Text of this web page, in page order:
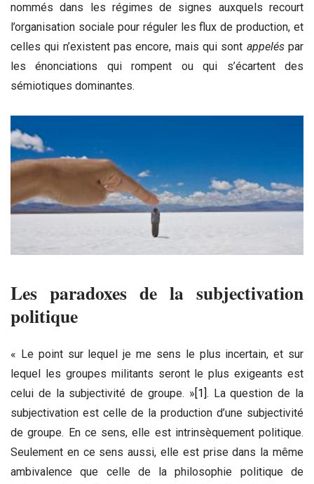
nommés dans les régimes de signes auxquels recourt
l’organisation sociale pour réguler les flux de production, et
celles qui n’existent pas encore, mais qui sont appeléspar
les énonciations qui rompent ou qui s’écartent des
sémiotiques dominantes.
Les paradoxes de la subjectivation
politique
« Le point sur lequel je me sens le plus incertain, et sur
lequel les groupes militants seront le plus exigeants est
celui de la subjectivité de groupe. » [1] . La question de la
subjectivation est celle de la production d’une subjectivité
de groupe. En ce sens, elle est intrinsèquement politique.
Seulement en ce sens aussi, elle est prise dans la même
ambivalence que celle de la philosophie politique de